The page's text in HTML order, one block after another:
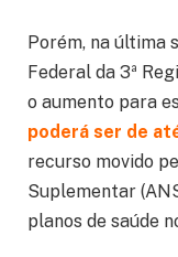
Porém, na última
Federal da 3ª
o aumento para
poderá ser de
recurso movido
Suplementar
planos de saúde